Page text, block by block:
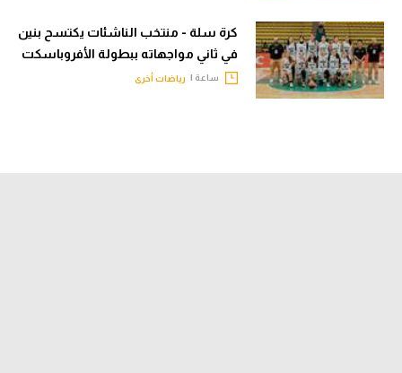
كرة سلة - منتخب الناشئات يكتسح بنين
في ثاني مواجهاته ببطولة الأفروباسكت
ساعة | رياضات أخرى